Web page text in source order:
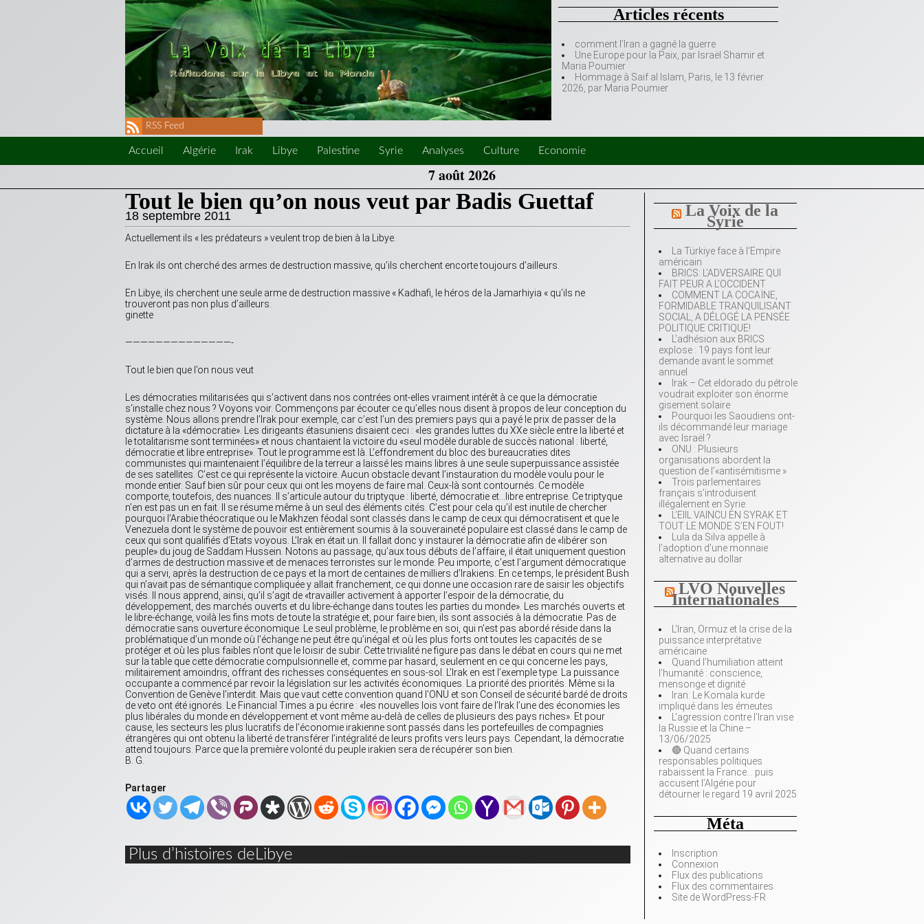
Articles récents
comment l’Iran a gagné la guerre
Une Europe pour la Paix, par Israël Shamir et
Maria Poumier
Hommage à Saif al Islam, Paris, le 13 février
2026, par Maria Poumier
RSS Feed
Accueil Algérie Irak Libye Palestine Syrie Analyses Culture Economie
7 août 2026
La Voix de la
Syrie
La Türkiye face à l’Empire
américain
BRICS: L’ADVERSAIRE QUI
FAIT PEUR A L’OCCIDENT
COMMENT LA COCAÏNE,
FORMIDABLE TRANQUILISANT
SOCIAL, A DÉLOGÉ LA PENSÉE
POLITIQUE CRITIQUE!
L’adhésion aux BRICS
explose : 19 pays font leur
demande avant le sommet
annuel
Irak – Cet eldorado du pétrole
voudrait exploiter son énorme
gisement solaire
Pourquoi les Saoudiens ont-
ils décommandé leur mariage
avec Israël ?
ONU : Plusieurs
organisations abordent la
question de l’«antisémitisme »
Trois parlementaires
français s’introduisent
illégalement en Syrie
L’EIIL VAINCU EN SYRAK ET
TOUT LE MONDE S’EN FOUT!
Lula da Silva appelle à
l’adoption d’une monnaie
alternative au dollar
LVO Nouvelles
Internationales
L’Iran, Ormuz et la crise de la
puissance interprétative
américaine
Quand l’humiliation atteint
l’humanité : conscience,
mensonge et dignité
Iran: Le Komala kurde
impliqué dans les émeutes
L’agression contre l’Iran vise
la Russie et la Chine –
13/06/2025
🔴 Quand certains
responsables politiques
rabaissent la France… puis
accusent l’Algérie pour
détourner le regard 19 avril 2025
Méta
Inscription
Connexion
Flux des publications
Flux des commentaires
Site de WordPress-FR
Tout le bien qu’on nous veut par Badis Guettaf
18 septembre 2011
Actuellement ils « les prédateurs » veulent trop de bien à la Libye.
En Irak ils ont cherché des armes de destruction massive, qu’ils cherchent encorte toujours d’ailleurs.
En Libye, ils cherchent une seule arme de destruction massive « Kadhafi, le héros de la Jamarhiyia « qu’ils ne
trouveront pas non plus d’ailleurs.
ginette
——————————————-
Tout le bien que l’on nous veut
Les démocraties militarisées qui s’activent dans nos contrées ont-elles vraiment intérêt à ce que la démocratie
s’installe chez nous ? Voyons voir. Commençons par écouter ce qu’elles nous disent à propos de leur conception du
système. Nous allons prendre l’Irak pour exemple, car c’est l’un des premiers pays qui a payé le prix de passer de la
dictature à la «démocratie». Les dirigeants étasuniens disaient ceci : «les grandes luttes du XXe siècle entre la liberté et
le totalitarisme sont terminées» et nous chantaient la victoire du «seul modèle durable de succès national : liberté,
démocratie et libre entreprise». Tout le programme est là. L’effondrement du bloc des bureaucraties dites
communistes qui maintenaient l’équilibre de la terreur a laissé les mains libres à une seule superpuissance assistée
de ses satellites. C’est ce qui représente la victoire. Aucun obstacle devant l’instauration du modèle voulu pour le
monde entier. Sauf bien sûr pour ceux qui ont les moyens de faire mal. Ceux-là sont contournés. Ce modèle
comporte, toutefois, des nuances. Il s’articule autour du triptyque : liberté, démocratie et…libre entreprise. Ce triptyque
n’en est pas un en fait. Il se résume même à un seul des éléments cités. C’est pour cela qu’il est inutile de chercher
pourquoi l’Arabie théocratique ou le Makhzen féodal sont classés dans le camp de ceux qui démocratisent et que le
Venezuela dont le système de pouvoir est entièrement soumis à la souveraineté populaire est classé dans le camp de
ceux qui sont qualifiés d’Etats voyous. L’Irak en était un. Il fallait donc y instaurer la démocratie afin de «libérer son
peuple» du joug de Saddam Hussein. Notons au passage, qu’aux tous débuts de l’affaire, il était uniquement question
d’armes de destruction massive et de menaces terroristes sur le monde. Peu importe, c’est l’argument démocratique
qui a servi, après la destruction de ce pays et la mort de centaines de milliers d’Irakiens. En ce temps, le président Bush
qui n’avait pas de sémantique compliquée y allait franchement, ce qui donne une occasion rare de saisir les objectifs
visés. Il nous apprend, ainsi, qu’il s’agit de «travailler activement à apporter l’espoir de la démocratie, du
développement, des marchés ouverts et du libre-échange dans toutes les parties du monde». Les marchés ouverts et
le libre-échange, voilà les fins mots de toute la stratégie et, pour faire bien, ils sont associés à la démocratie. Pas de
démocratie sans ouverture économique. Le seul problème, le problème en soi, qui n’est pas abordé réside dans la
problématique d’un monde où l’échange ne peut être qu’inégal et où les plus forts ont toutes les capacités de se
protéger et où les plus faibles n’ont que le loisir de subir. Cette trivialité ne figure pas dans le débat en cours qui ne met
sur la table que cette démocratie compulsionnelle et, comme par hasard, seulement en ce qui concerne les pays,
militairement amoindris, offrant des richesses conséquentes en sous-sol. L’Irak en est l’exemple type. La puissance
occupante a commencé par revoir la législation sur les activités économiques. La priorité des priorités. Même si la
Convention de Genève l’interdit. Mais que vaut cette convention quand l’ONU et son Conseil de sécurité bardé de droits
de veto ont été ignorés. Le Financial Times a pu écrire : «les nouvelles lois vont faire de l’Irak l’une des économies les
plus libérales du monde en développement et vont même au-delà de celles de plusieurs des pays riches». Et pour
cause, les secteurs les plus lucratifs de l’économie irakienne sont passés dans les portefeuilles de compagnies
étrangères qui ont obtenu la liberté de transférer l’intégralité de leurs profits vers leurs pays. Cependant, la démocratie
attend toujours. Parce que la première volonté du peuple irakien sera de récupérer son bien.
B. G.
Partager
Plus d’histoires deLibye